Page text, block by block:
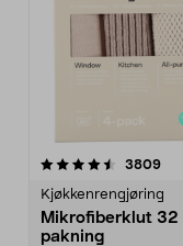
3809
Kjøkkenrengjøring
Mikrofiberklut 32
pakning
4.5av 5